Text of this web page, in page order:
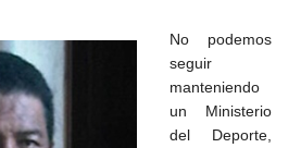
No podemos
seguir
manteniendo
un Ministerio
del Deporte,